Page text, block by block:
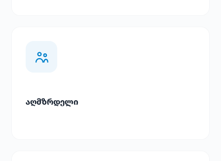
აღმზრდელი